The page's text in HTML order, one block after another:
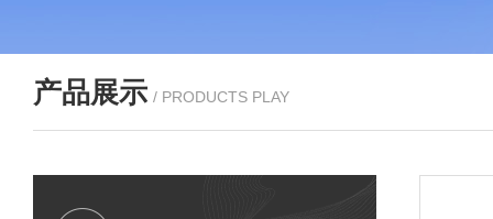
产品展示 / PRODUCTS PLAY